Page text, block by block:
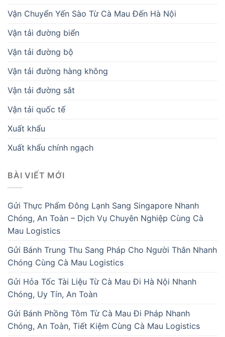
Vận Chuyển Yến Sào Từ Cà Mau Đến Hà Nội
Vận tải đường biển
Vận tải đường bộ
Vận tải đường hàng không
Vận tải đường sắt
Vận tải quốc tế
Xuất khẩu
Xuất khẩu chính ngạch
BÀI VIẾT MỚI
Gửi Thực Phẩm Đông Lạnh Sang Singapore Nhanh
Chóng, An Toàn – Dịch Vụ Chuyên Nghiệp Cùng Cà
Mau Logistics
Gửi Bánh Trung Thu Sang Pháp Cho Người Thân Nhanh
Chóng Cùng Cà Mau Logistics
Gửi Hỏa Tốc Tài Liệu Từ Cà Mau Đi Hà Nội Nhanh
Chóng, Uy Tín, An Toàn
Gửi Bánh Phồng Tôm Từ Cà Mau Đi Pháp Nhanh
Chóng, An Toàn, Tiết Kiệm Cùng Cà Mau Logistics